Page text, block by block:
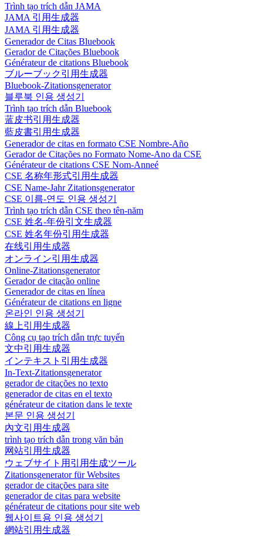
Trình tạo trích dẫn JAMA
JAMA 引用生成器
JAMA 引用生成器
Generador de Citas Bluebook
Gerador de Citações Bluebook
Générateur de citations Bluebook
ブルーブック引用生成器
Bluebook-Zitationsgenerator
블루북 인용 생성기
Trình tạo trích dẫn Bluebook
蓝皮书引用生成器
藍皮書引用生成器
Generador de citas en formato CSE Nombre-Año
Gerador de Citações no Formato Nome-Ano da CSE
Générateur de citations CSE Nom-Anneé
CSE 名称年形式引用生成器
CSE Name-Jahr Zitationsgenerator
CSE 이름-연도 인용 생성기
Trình tạo trích dẫn CSE theo tên-năm
CSE 姓名-年份引文生成器
CSE 姓名年份引用生成器
在线引用生成器
オンライン引用生成器
Online-Zitationsgenerator
Gerador de citação online
Generador de citas en línea
Générateur de citations en ligne
온라인 인용 생성기
線上引用生成器
Công cụ tạo trích dẫn trực tuyến
文中引用生成器
インテキスト引用生成器
In-Text-Zitationsgenerator
gerador de citações no texto
generador de citas en el texto
générateur de citation dans le texte
본문 인용 생성기
內文引用生成器
trình tạo trích dẫn trong văn bản
网站引用生成器
ウェブサイト用引用生成ツール
Zitationsgenerator für Websites
gerador de citações para site
generador de citas para website
générateur de citations pour site web
웹사이트용 인용 생성기
網站引用生成器